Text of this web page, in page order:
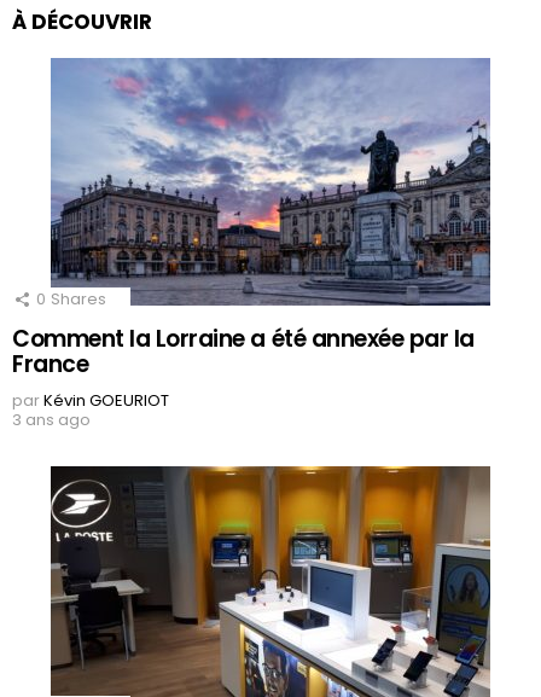
À DÉCOUVRIR
0 Shares
Comment la Lorraine a été annexée par la
France
parKévin GOEURIOT
3 ans ago